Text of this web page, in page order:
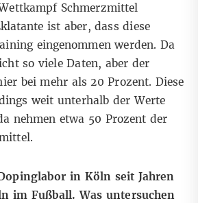
Schmerzmittel
ist aber, dass diese
eingenommen werden. Da
so viele Daten, aber der
bei mehr als 20 Prozent. Diese
weit unterhalb der Werte
nehmen etwa 50 Prozent der
in Köln seit Jahren
im Fußball. Was untersuchen